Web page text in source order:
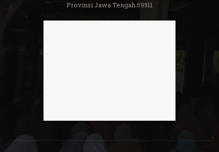
Provinsi Jawa Tengah 59511